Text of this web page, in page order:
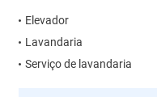
Elevador
Lavandaria
Serviço de lavandaria